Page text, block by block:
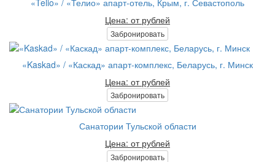
«Telio» / «Телио» апарт-отель, Крым, г. Севастополь
Цена: от рублей
Забронировать
«Kaskad» / «Каскад» апарт-комплекс, Беларусь, г. Минск
Цена: от рублей
Забронировать
Санатории Тульской области
Цена: от рублей
Забронировать